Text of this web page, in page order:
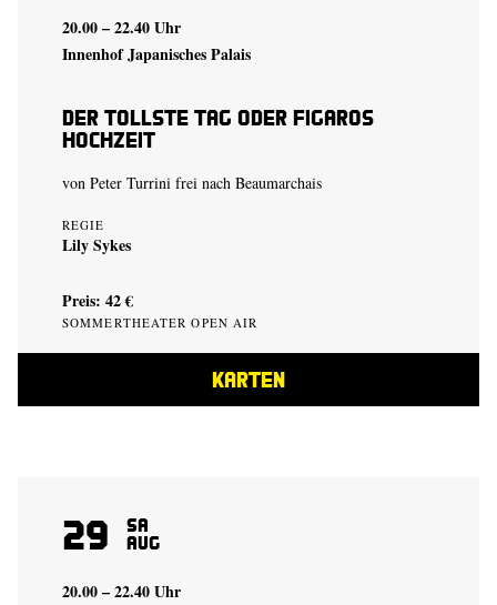
20.00 – 22.40 Uhr
Innenhof Japanisches Palais
Der tollste Tag oder Figaros
Hochzeit
von Peter Turrini frei nach Beaumarchais
REGIE
Lily Sykes
Preis: 42 €
SOMMERTHEATER OPEN AIR
KARTEN
29 Sa
Aug
20.00 – 22.40 Uhr